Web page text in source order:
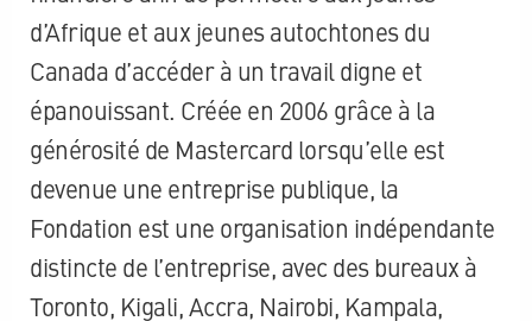
d’Afrique et aux jeunes autochtones du
Canada d’accéder à un travail digne et
épanouissant. Créée en 2006 grâce à la
générosité de Mastercard lorsqu’elle est
devenue une entreprise publique, la
Fondation est une organisation indépendante
distincte de l’entreprise, avec des bureaux à
Toronto, Kigali, Accra, Nairobi, Kampala,